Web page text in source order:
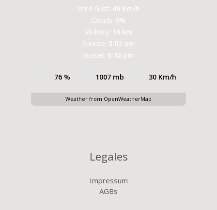
76 % 1007 mb 30 Km/h
Wind Gust: 40 Km/h
Clouds: 0%
Visibility: 10 km
Sunrise: 5:02 am
Sunset: 6:42 pm
Weather from OpenWeatherMap
Legales
Impressum
AGBs